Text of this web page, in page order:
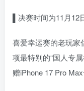
决赛时间为11月12
喜爱幸运赛的老玩家
项最特别的“国人专
赠iPhone 17 Pro Max